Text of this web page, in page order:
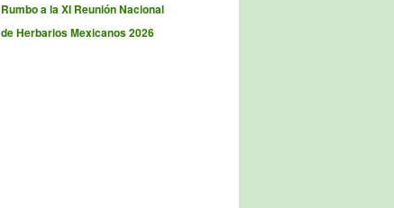
Rumbo a la XI Reunión Nacional
de Herbarios Mexicanos 2026